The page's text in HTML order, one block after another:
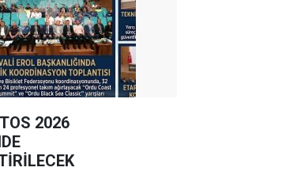
2026